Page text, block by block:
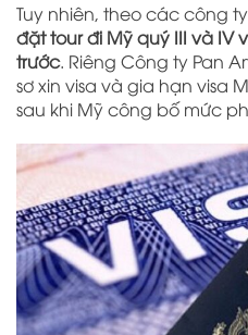
Tuy nhiên, theo các công
đặt tour đi Mỹ quý III và IV
trước. Riêng Công ty Pan
sơ xin visa và gia hạn visa
sau khi Mỹ công bố mức